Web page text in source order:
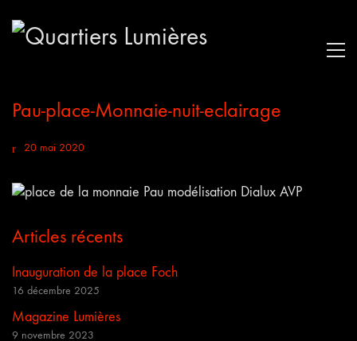
Pau-place-Monnaie-nuit-eclairage
20 mai 2020
Articles récents
Inauguration de la place Foch
16 décembre 2025
Magazine Lumières
9 novembre 2023